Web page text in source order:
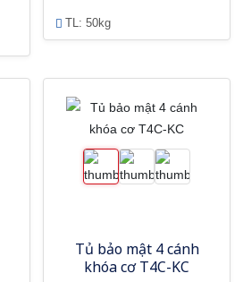
TL: 50kg
Tủ bảo mật 4 cánh
khóa cơ T4C-KC